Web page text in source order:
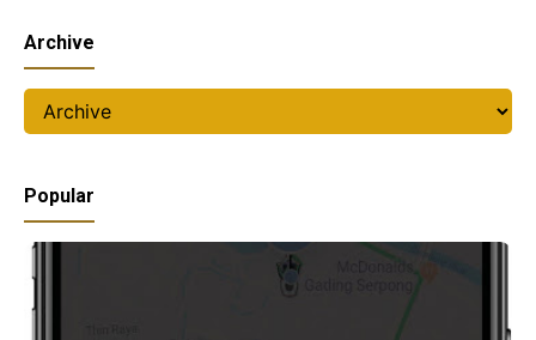
Archive
Popular